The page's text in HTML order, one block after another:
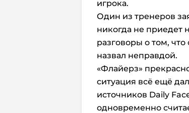
игрока.
Один из тренеров
никогда не приедет
разговоры о том,
назвал неправдой.
«Флайерз»
ситуация всё ещё
источников Daily
одновременно